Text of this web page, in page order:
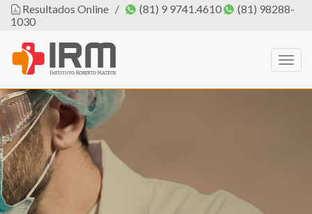
Resultados Online / (81) 9 9741.4610
(81) 98288-
1030